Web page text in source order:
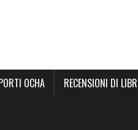
OCHA RECENSIONI DI